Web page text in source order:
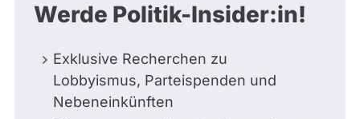
Werde Politik-Insider:in!
Exklusive Recherchen zu
Lobbyismus, Parteispenden und
Nebeneinkünften